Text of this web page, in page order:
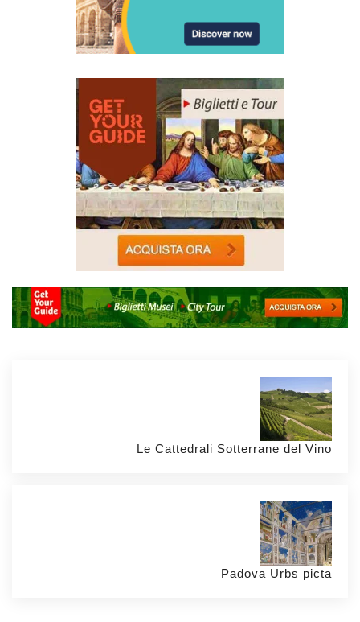
Le Cattedrali Sotterrane del Vino
Padova Urbs picta